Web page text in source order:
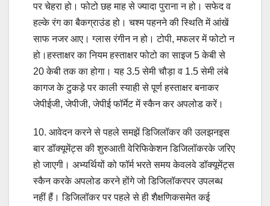
पर चेहरा हो। फोटो छह माह से ज्यादा पुराना न हो। सफेद व
हल्के रंग का बैकग्राउंड हो। चश्म पहनने की स्थिति में आंखें
साफ नजर आए। ग्लास रंगीन न हो। टोपी, मफलर में फोटो न
हो।हस्ताक्षर का नियम हस्ताक्षर फोटो का साइज 5 केबी से
20 केबी तक का होगा। यह 3.5 सेमी चौड़ा व 1.5 सेमी लंबे
कागज के टुकड़े पर काली स्याही से पूर्ण हस्ताक्षर बनाकर
जेपीईजी, जेपीजी, जेपीई फॉर्मेट में स्कैन कर अपलोड करें।
10. आवेदन करने से पहले समझें डिजिलॉकर की उलझनइस
बार डॉक्यूमेंट्स की शुरुआती वेरिफिकेशन डिजिलॉकरके जरिए
हो जाएगी। अभ्यर्थियों को फॉर्म भरते समय केवलवे डॉक्यूमेंट्स
स्कैन करके अपलोड करने होंगे जो डिजिलॉकरपर उपलब्ध
नहीं हैं। डिजिलॉकर पर पहले से ही शैक्षणिकसमेत कई